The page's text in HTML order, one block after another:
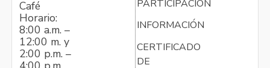
Café
Horario:
8:00 a.m. –
12:00 m. y
2:00 p.m. –
PARTICIPACIÓN
INFORMACIÓN
CERTIFICADO
DE